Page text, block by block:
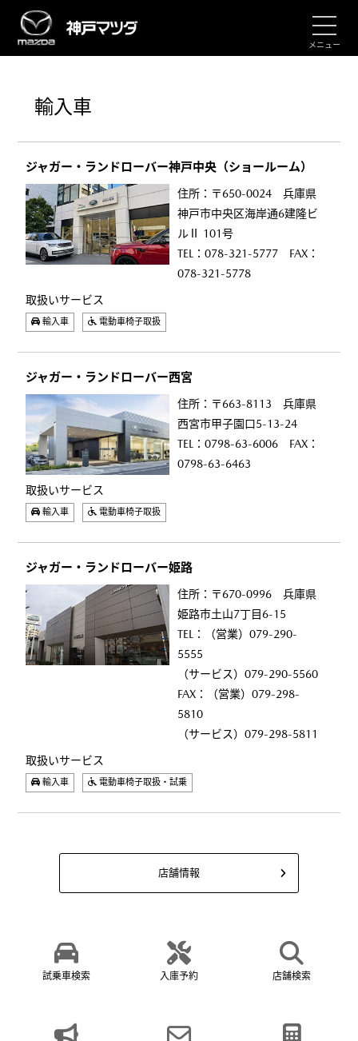
メニュー
輸入車
ジャガー・ランドローバー神戸中央（ショールーム）
住所：〒650-0024 兵庫県
神戸市中央区海岸通6建隆ビ
ルⅡ 101号
TEL：078-321-5777 FAX：
078-321-5778
取扱いサービス
輸入車 電動車椅子取扱
ジャガー・ランドローバー西宮
住所：〒663-8113 兵庫県
西宮市甲子園口5-13-24
TEL：0798-63-6006 FAX：
0798-63-6463
取扱いサービス
輸入車 電動車椅子取扱
ジャガー・ランドローバー姫路
住所：〒670-0996 兵庫県
姫路市土山7丁目6-15
TEL：（営業）079-290-
5555
（サービス）079-290-5560
FAX：（営業）079-298-
5810
（サービス）079-298-5811
取扱いサービス
輸入車 電動車椅子取扱・試乗
店舗情報
試乗車検索 入庫予約 店舗検索